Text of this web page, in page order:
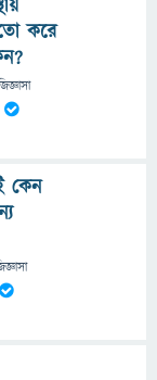
করে
কেন